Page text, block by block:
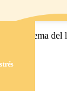
o el tema del